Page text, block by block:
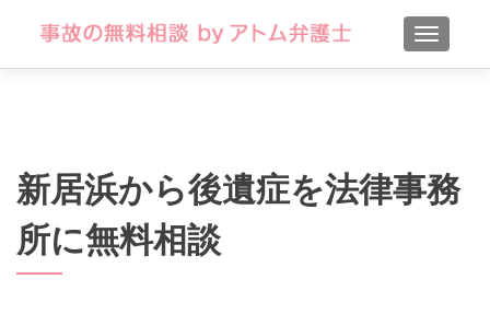
新居浜から後遺症を法律事務
所に無料相談